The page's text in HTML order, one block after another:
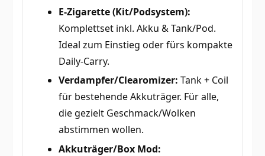
E-Zigarette (Kit/Podsystem):
Komplettset inkl. Akku & Tank/Pod.
Ideal zum Einstieg oder fürs kompakte
Daily-Carry.
Verdampfer/Clearomizer: Tank + Coil
für bestehende Akkuträger. Für alle,
die gezielt Geschmack/Wolken
abstimmen wollen.
Akkuträger/Box Mod: